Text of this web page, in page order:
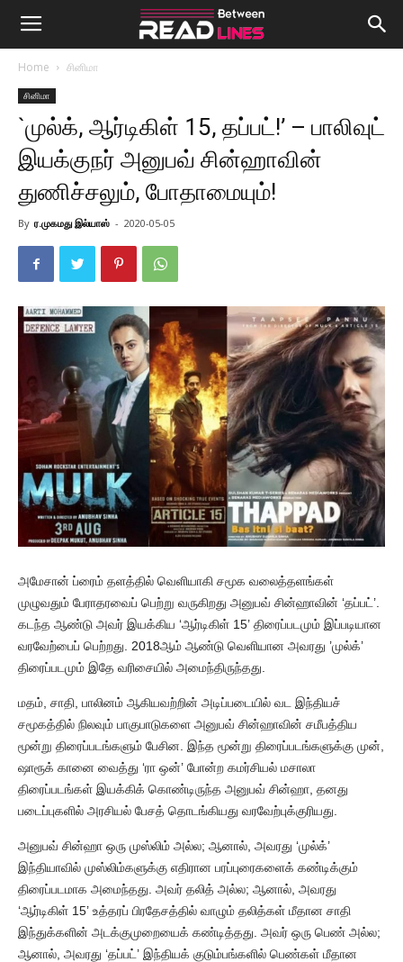
Home சினிமா
சினிமா
`முல்க், ஆர்டிகிள் 15, தப்பட்!’ – பாலிவுட்
இயக்குநர் அனுபவ் சின்ஹாவின்
துணிச்சலும், போதாமையும்!
By ர.முகமது இல்யாஸ் - 2020-05-05
அமேசான் ப்ரைம் தளத்தில் வெளியாகி சமூக வலைத்தளங்கள்
முழுவதும் பேராதரவைப் பெற்று வருகிறது அனுபவ் சின்ஹாவின் ‘தப்பட்’.
கடந்த ஆண்டு அவர் இயக்கிய ‘ஆர்டிகிள் 15’ திரைப்படமும் இப்படியான
வரவேற்பைப் பெற்றது. 2018ஆம் ஆண்டு வெளியான அவரது ’முல்க்’
திரைப்படமும் இதே வரிசையில் அமைந்திருந்தது.
மதம், சாதி, பாலினம் ஆகியவற்றின் அடிப்படையில் வட இந்தியச்
சமூகத்தில் நிலவும் பாகுபாடுகளை அனுபவ் சின்ஹாவின் சமீபத்திய
மூன்று திரைப்படங்களும் பேசின. இந்த மூன்று திரைப்படங்களுக்கு முன்,
ஷாரூக் கானை வைத்து ‘ரா ஒன்’ போன்ற கமர்சியல் மசாலா
திரைப்படங்கள் இயக்கிக் கொண்டிருந்த அனுபவ் சின்ஹா, தனது
படைப்புகளில் அரசியல் பேசத் தொடங்கியது வரவேற்புக்குரியது.
அனுபவ் சின்ஹா ஒரு முஸ்லிம் அல்ல; ஆனால், அவரது ‘முல்க்’
இந்தியாவில் முஸ்லிம்களுக்கு எதிரான பரப்புரைகளைக் கண்டிக்கும்
திரைப்படமாக அமைந்தது. அவர் தலித் அல்ல; ஆனால், அவரது
‘ஆர்டிகிள் 15’ உத்தரப் பிரதேசத்தில் வாழும் தலித்கள் மீதான சாதி
இந்துக்களின் அடக்குமுறையைக் கண்டித்தது. அவர் ஒரு பெண் அல்ல;
ஆனால், அவரது ‘தப்பட்’ இந்தியக் குடும்பங்களில் பெண்கள் மீதான